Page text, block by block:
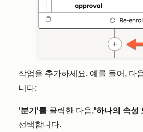
작업을 추가하세요. 예를 들어, 다
니다:
'분기'를 클릭한 다음,'하나의 속성
선택합니다.